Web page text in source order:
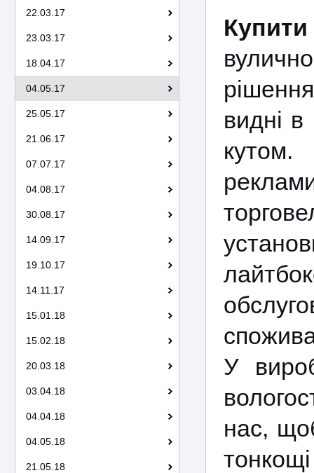
22.03.17
23.03.17
18.04.17
04.05.17
25.05.17
21.06.17
07.07.17
04.08.17
30.08.17
14.09.17
19.10.17
14.11.17
15.01.18
15.02.18
20.03.18
03.04.18
04.04.18
04.05.18
21.05.18
Купити
видні
кутом.
У
нас,